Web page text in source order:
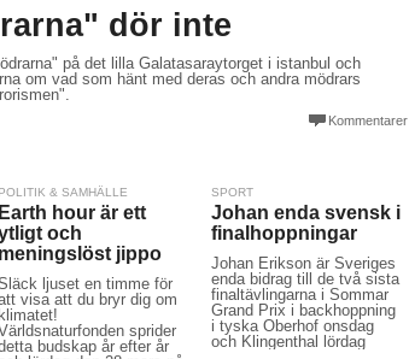
dör inte
på det lilla Galatasaraytorget i istanbul och
om vad som hänt med deras och andra mödrars
Kommentarer
POLITIK & SAMHÄLLE
Earth hour är ett
och
meningslöst jippo
ljuset en timme för
visa att du bryr dig om
klimatet!
sprider
budskap år efter år
SPORT
Johan enda svensk i
finalhoppningar
Johan Erikson är Sveriges
enda bidrag till de två sista
finaltävlingarna i Sommar
Grand Prix i backhoppning
i tyska Oberhof onsdag
och Klingenthal lördag